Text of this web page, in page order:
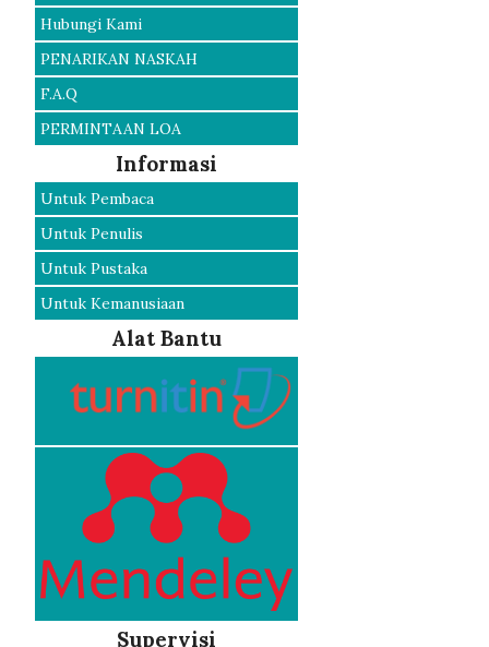
Hubungi Kami
PENARIKAN NASKAH
F.A.Q
PERMINTAAN LOA
Informasi
Untuk Pembaca
Untuk Penulis
Untuk Pustaka
Untuk Kemanusiaan
Alat Bantu
Supervisi